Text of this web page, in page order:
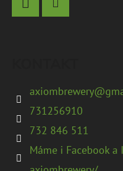
A
axiombrewery@
731256910
732 846 511
Máme i Facebook a